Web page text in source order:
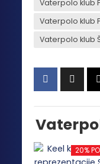
Vaterpolo klub
Vaterpolo klub
Vaterpolo klub
20%